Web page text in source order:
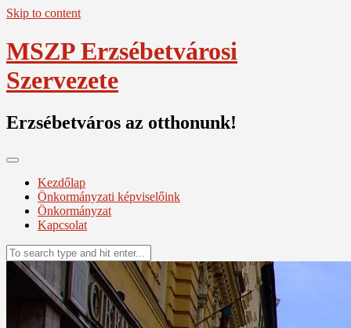
Skip to content
MSZP Erzsébetvárosi
Szervezete
Erzsébetváros az otthonunk!
Kezdőlap
Önkormányzati képviselőink
Önkormányzat
Kapcsolat